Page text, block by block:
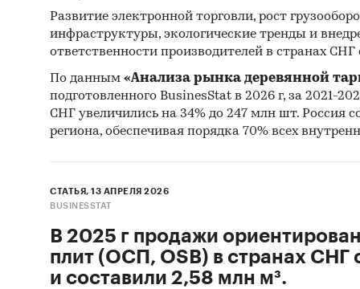
СНГ
В
При
Развитие электронной торговли, рост
инфраструктуры, экологические тренды и
ответственности производителей в странах
По данным «Анализа рынка деревянной
подготовленного BusinesStat в 2026 г, за 2021-
СНГ увеличились на 34% до 247 млн шт. Россия
региона, обеспечивая порядка 70% всех
СТАТЬЯ, 13 АПРЕЛЯ 2026
BUSINESSTAT
В 2025 г продажи
плит (ОСП, OSB) в странах СНГ
и составили 2,58 млн м³.